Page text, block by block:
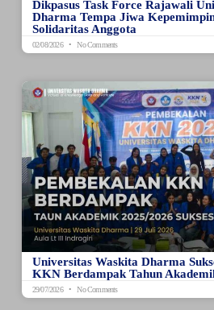
Dikpasus Task Force Rajawali
Dharma Tempa Jiwa
Solidaritas Anggota
02/08/2026 No Comments
Universitas Waskita Dharma
KKN Berdampak Tahun
29/07/2026 No Comments